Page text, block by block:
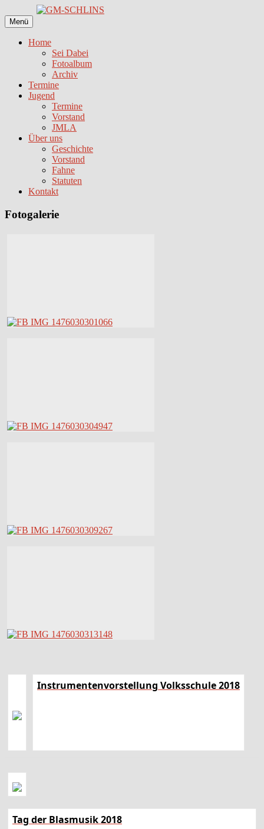
Inhalt
springen
Menü
Home
Sei Dabei
Fotoalbum
Archiv
Termine
Jugend
Termine
Vorstand
JMLA
Über uns
Geschichte
Vorstand
Fahne
Statuten
Kontakt
Fotogalerie
Instrumentenvorstellung Volksschule 2018
Tag der Blasmusik 2018